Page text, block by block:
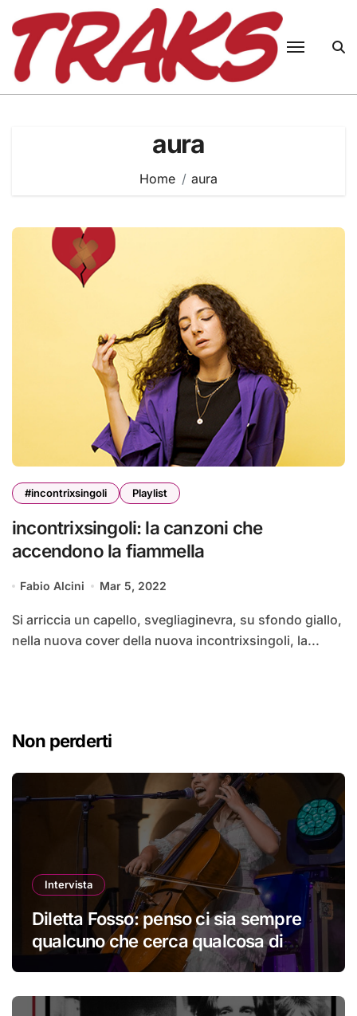
content
aura
Home aura
#incontrixsingoli Playlist
incontrixsingoli: la canzoni che
accendono la fiammella
Fabio Alcini Mar 5, 2022
Si arriccia un capello, svegliaginevra, su sfondo giallo,
nella nuova cover della nuova incontrixsingoli, la...
Non perderti
Intervista
Diletta Fosso: penso ci sia sempre
qualcuno che cerca qualcosa di